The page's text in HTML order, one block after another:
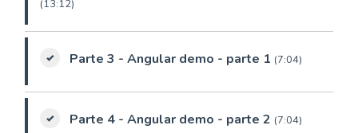
(13:12)
Parte 3 - Angular demo - parte 1 (7:04)
Parte 4 - Angular demo - parte 2 (7:04)